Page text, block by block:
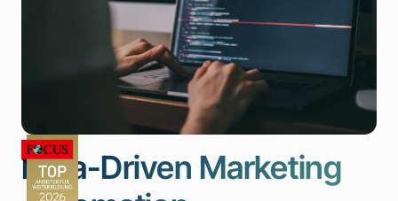
Data-Driven Marketing